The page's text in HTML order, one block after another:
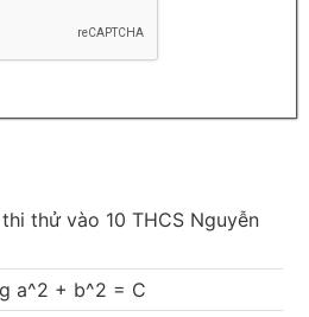
thử vào 10 THCS Nguyễn
a^2 + b^2 = C